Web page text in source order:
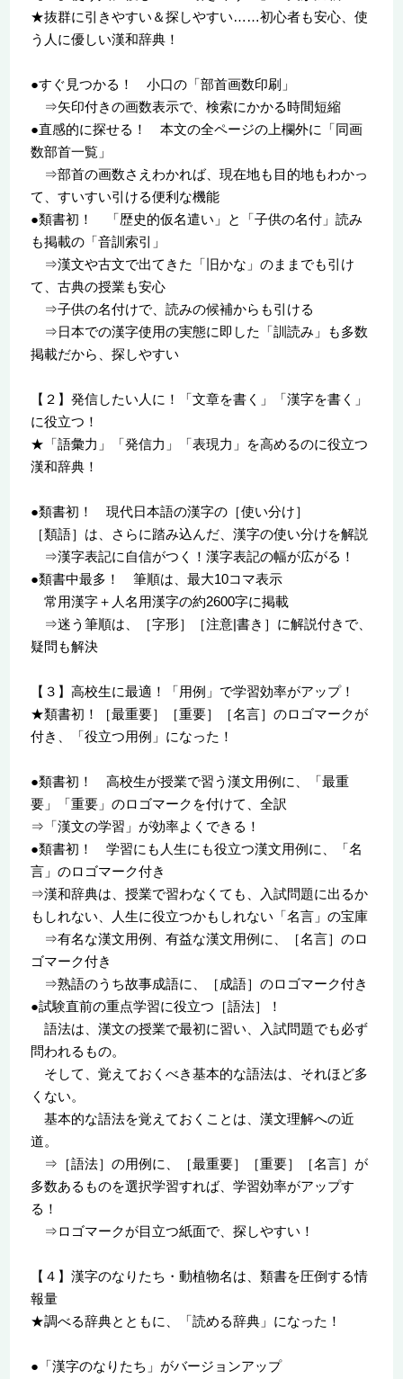
★抜群に引きやすい＆探しやすい……初心者も安心、使
う人に優しい漢和辞典！
●すぐ見つかる！ 小口の「部首画数印刷」
⇒矢印付きの画数表示で、検索にかかる時間短縮
●直感的に探せる！ 本文の全ページの上欄外に「同画
数部首一覧」
⇒部首の画数さえわかれば、現在地も目的地もわかっ
て、すいすい引ける便利な機能
●類書初！ 「歴史的仮名遣い」と「子供の名付」読み
も掲載の「音訓索引」
⇒漢文や古文で出てきた「旧かな」のままでも引け
て、古典の授業も安心
⇒子供の名付けで、読みの候補からも引ける
⇒日本での漢字使用の実態に即した「訓読み」も多数
掲載だから、探しやすい
【２】発信したい人に！「文章を書く」「漢字を書く」
に役立つ！
★「語彙力」「発信力」「表現力」を高めるのに役立つ
漢和辞典！
●類書初！ 現代日本語の漢字の［使い分け］
［類語］は、さらに踏み込んだ、漢字の使い分けを解説
⇒漢字表記に自信がつく！漢字表記の幅が広がる！
●類書中最多！ 筆順は、最大10コマ表示
常用漢字＋人名用漢字の約2600字に掲載
⇒迷う筆順は、［字形］［注意|書き］に解説付きで、
疑問も解決
【３】高校生に最適！「用例」で学習効率がアップ！
★類書初！［最重要］［重要］［名言］のロゴマークが
付き、「役立つ用例」になった！
●類書初！ 高校生が授業で習う漢文用例に、「最重
要」「重要」のロゴマークを付けて、全訳
⇒「漢文の学習」が効率よくできる！
●類書初！ 学習にも人生にも役立つ漢文用例に、「名
言」のロゴマーク付き
⇒漢和辞典は、授業で習わなくても、入試問題に出るか
もしれない、人生に役立つかもしれない「名言」の宝庫
⇒有名な漢文用例、有益な漢文用例に、［名言］のロ
ゴマーク付き
⇒熟語のうち故事成語に、［成語］のロゴマーク付き
●試験直前の重点学習に役立つ［語法］！
語法は、漢文の授業で最初に習い、入試問題でも必ず
問われるもの。
そして、覚えておくべき基本的な語法は、それほど多
くない。
基本的な語法を覚えておくことは、漢文理解への近
道。
⇒［語法］の用例に、［最重要］［重要］［名言］が
多数あるものを選択学習すれば、学習効率がアップす
る！
⇒ロゴマークが目立つ紙面で、探しやすい！
【４】漢字のなりたち・動植物名は、類書を圧倒する情
報量
★調べる辞典とともに、「読める辞典」になった！
●「漢字のなりたち」がバージョンアップ